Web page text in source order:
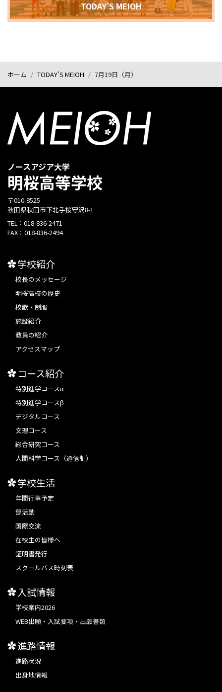
TODAY’S MEIOH
ホーム TODAY’S MEIOH 7月19日（月）
ノースアジア大学
明桜高等学校
〒010-8525
秋田県秋田市下北手桜守沢8-1
TEL： 018-836-2471
FAX： 018-836-2494
学校紹介
校長のメッセージ
明桜高校の歴史
校歌・制服
施設紹介
教員の紹介
アクセスマップ
コース紹介
特別進学コースα
特別進学コースβ
デジタルコース
文理コース
総合研究コース
人間科学コース（通信制）
学校生活
年間行事予定
部活動
国際交流
在校生の皆様へ
証明書発行
スクールバス時刻表
入試情報
学校案内2026
WEB出願・入試要項・出願書類
進路情報
進路状況
出身地情報